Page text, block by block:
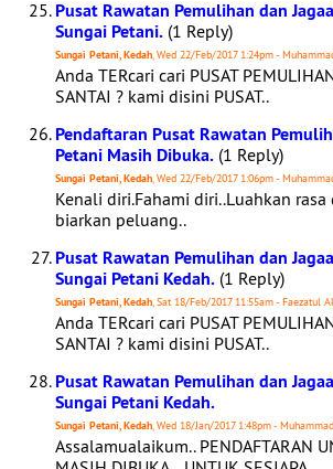
Pusat Rawatan Pemulihan dan
Sungai Petani. (1 Reply)
Sungai Petani, Kedah, Wed 22/Feb/2017 1:24pm -
Anda TERcari cari PUSAT
SANTAI ? kami disini PUSAT..
Pendaftaran Pusat Rawatan
Petani Masih Dibuka. (1 Reply)
Sungai Petani, Kedah, Wed 22/Feb/2017 1:06pm -
Kenali diri.Fahami diri..Luahkan rasa
biarkan peluang..
Pusat Rawatan Pemulihan dan
Sungai Petani Kedah. (1 Reply)
Sungai Petani, Kedah, Sat 18/Feb/2017 11:55am - Faezatul
Anda TERcari cari PUSAT
SANTAI ? kami disini PUSAT..
Pusat Rawatan Pemulihan dan
Sungai Petani Kedah.
Sungai Petani, Kedah, Wed 18/Jan/2017 1:48pm -
Assalamualaikum.. PENDAFTARAN